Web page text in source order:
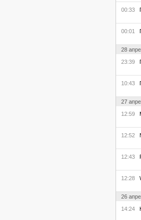
00:33
00:01
28
23:39
10:43
27
12:59
12:52
12:43
12:28
26
14:24